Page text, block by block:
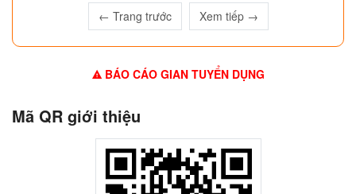
← Trang trước Xem tiếp →
BÁO CÁO GIAN TUYỂN DỤNG
Mã QR giới thiệu